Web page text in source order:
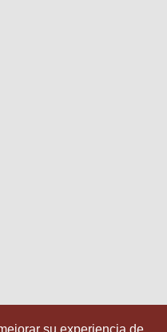
su experiencia de